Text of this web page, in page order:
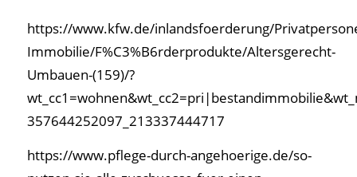
https://www.kfw.de/inlandsfoerderung/
Immobilie/F%C3%B6rderprodukte/Altersgerecht-
Umbauen-(159)/?
357644252097_213337444717
https://www.pflege-durch-angehoerige.de/so-